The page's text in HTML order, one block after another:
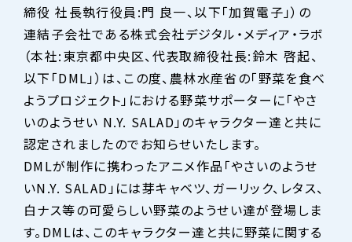
締役 社長執行役員:門 良一、以下「加賀電子」）の
連結子会社である株式会社デジタル・メディア・ラボ
（本社:東京都中央区、代表取締役社長:鈴木 啓起、
以下「DML」）は、この度、農林水産省の「野菜を食べ
ようプロジェクト」における野菜サポーターに「やさ
いのようせい N.Y. SALAD」のキャラクター達と共に
認定されましたのでお知らせいたします。
DMLが制作に携わったアニメ作品「やさいのようせ
いN.Y. SALAD」には芽キャベツ、ガーリック、レタス、
白ナス等の可愛らしい野菜のようせい達が登場しま
す。DMLは、このキャラクター達と共に野菜に関する